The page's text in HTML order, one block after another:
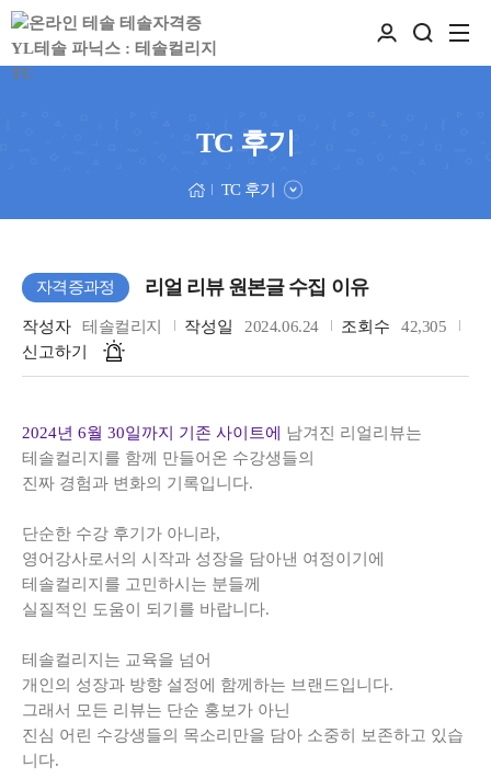
TC 후기
TC 후기
자격증과정 리얼 리뷰 원본글 수집 이유
작성자 테솔컬리지 작성일 2024.06.24 조회수
42,305
신고하기
2024년 6월 30일까지 기존 사이트에 남겨진 리얼리뷰는
테솔컬리지를 함께 만들어온 수강생들의
진짜 경험과 변화의 기록입니다.
단순한 수강 후기가 아니라,
영어강사로서의 시작과 성장을 담아낸 여정이기에
테솔컬리지를 고민하시는 분들께
실질적인 도움이 되기를 바랍니다.
테솔컬리지는 교육을 넘어
개인의 성장과 방향 설정에 함께하는 브랜드입니다.
그래서 모든 리뷰는 단순 홍보가 아닌
진심 어린 수강생들의 목소리만을 담아 소중히 보존하고 있습
니다.